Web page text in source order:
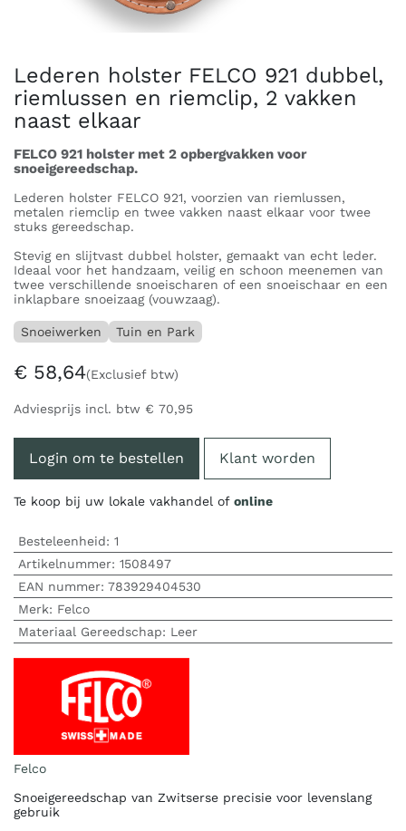
Lederen holster FELCO 921 dubbel,
riemlussen en riemclip, 2 vakken
naast elkaar
FELCO 921 holster met 2 opbergvakken voor
snoeigereedschap.
Lederen holster FELCO 921, voorzien van riemlussen,
metalen riemclip en twee vakken naast elkaar voor twee
stuks gereedschap.
Stevig en slijtvast dubbel holster, gemaakt van echt leder.
Ideaal voor het handzaam, veilig en schoon meenemen van
twee verschillende snoeischaren of een snoeischaar en een
inklapbare snoeizaag (vouwzaag).
Snoeiwerken Tuin en Park
€ 58,64(Exclusief btw)
Adviesprijs incl. btw € 70,95
Login om te bestellen Klant worden
Te koop bij uw lokale vakhandel of online
Besteleenheid: 1
Artikelnummer: 1508497
EAN nummer: 783929404530
Merk: Felco
Materiaal Gereedschap: Leer
Felco
Snoeigereedschap van Zwitserse precisie voor levenslang
gebruik